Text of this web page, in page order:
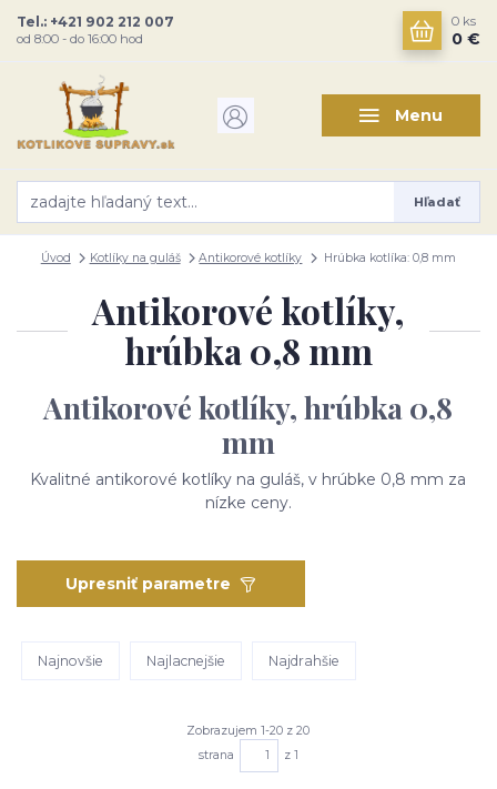
Menu
Hľadať
Tel.: +421 902 212 007
od 8:00 - do 16:00 hod
0 ks
0 €
Úvod Kotlíky na guláš Antikorové kotlíky Hrúbka kotlíka: 0,8 mm
Antikorové kotlíky,
hrúbka 0,8 mm
Antikorové kotlíky, hrúbka 0,8
mm
Kvalitné antikorové kotlíky na guláš, v hrúbke 0,8 mm za
nízke ceny.
Upresniť parametre
Najnovšie Najlacnejšie Najdrahšie
Zobrazujem 1-20 z 20
strana
z 1